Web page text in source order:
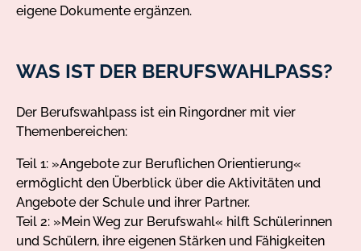
eigene Dokumente ergänzen.
WAS IST DER BERUFSWAHLPASS?
Der Berufswahlpass ist ein Ringordner mit vier
Themenbereichen:
Teil 1: »Angebote zur Beruflichen Orientierung«
ermöglicht den Überblick über die Aktivitäten und
Angebote der Schule und ihrer Partner.
Teil 2: »Mein Weg zur Berufswahl« hilft Schülerinnen
und Schülern, ihre eigenen Stärken und Fähigkeiten